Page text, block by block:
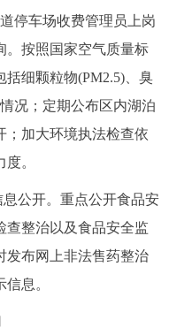
停车场收费管理员上岗
。按照国家空气质量标
细颗粒物(PM2.5)、臭
况；定期公布区内湖泊
；加大环境执法检查依
。
公开。重点公开食品安
查整治以及食品安全监
发布网上非法售药整治
息。